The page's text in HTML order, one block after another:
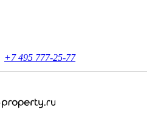
+7 495 777-25-77